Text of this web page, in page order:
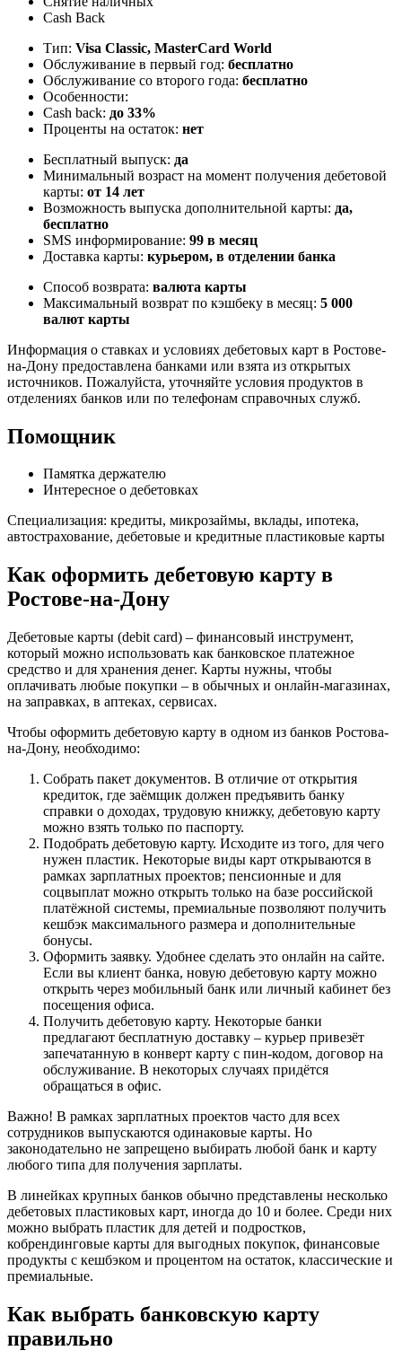
Cash Back
Тип: Visa Classic, MasterСard World
Обслуживание в первый год: бесплатно
Обслуживание со второго года: бесплатно
Особенности:
Cash back: до 33%
Проценты на остаток: нет
Бесплатный выпуск: да
Минимальный возраст на момент получения дебетовой
карты: от 14 лет
Возможность выпуска дополнительной карты: да,
бесплатно
SMS информирование: 99 в месяц
Доставка карты: курьером, в отделении банка
Способ возврата: валюта карты
Максимальный возврат по кэшбеку в месяц: 5 000
валют карты
Информация о ставках и условиях дебетовых карт в Ростове-
на-Дону предоставлена банками или взята из открытых
источников. Пожалуйста, уточняйте условия продуктов в
отделениях банков или по телефонам справочных служб.
Помощник
Памятка держателю
Интересное о дебетовках
Специализация: кредиты, микрозаймы, вклады, ипотека,
автострахование, дебетовые и кредитные пластиковые карты
Как оформить дебетовую карту в
Ростове-на-Дону
Дебетовые карты (debit card) – финансовый инструмент,
который можно использовать как банковское платежное
средство и для хранения денег. Карты нужны, чтобы
оплачивать любые покупки – в обычных и онлайн-магазинах,
на заправках, в аптеках, сервисах.
Чтобы оформить дебетовую карту в одном из банков Ростова-
на-Дону, необходимо:
Собрать пакет документов. В отличие от открытия
кредиток, где заёмщик должен предъявить банку
справки о доходах, трудовую книжку, дебетовую карту
можно взять только по паспорту.
Подобрать дебетовую карту. Исходите из того, для чего
нужен пластик. Некоторые виды карт открываются в
рамках зарплатных проектов; пенсионные и для
соцвыплат можно открыть только на базе российской
платёжной системы, премиальные позволяют получить
кешбэк максимального размера и дополнительные
бонусы.
Оформить заявку. Удобнее сделать это онлайн на сайте.
Если вы клиент банка, новую дебетовую карту можно
открыть через мобильный банк или личный кабинет без
посещения офиса.
Получить дебетовую карту. Некоторые банки
предлагают бесплатную доставку – курьер привезёт
запечатанную в конверт карту с пин-кодом, договор на
обслуживание. В некоторых случаях придётся
обращаться в офис.
Важно! В рамках зарплатных проектов часто для всех
сотрудников выпускаются одинаковые карты. Но
законодательно не запрещено выбирать любой банк и карту
любого типа для получения зарплаты.
В линейках крупных банков обычно представлены несколько
дебетовых пластиковых карт, иногда до 10 и более. Среди них
можно выбрать пластик для детей и подростков,
кобрендинговые карты для выгодных покупок, финансовые
продукты с кешбэком и процентом на остаток, классические и
премиальные.
Как выбрать банковскую карту
правильно